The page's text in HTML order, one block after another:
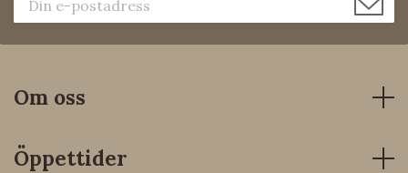
Om oss
Öppettider